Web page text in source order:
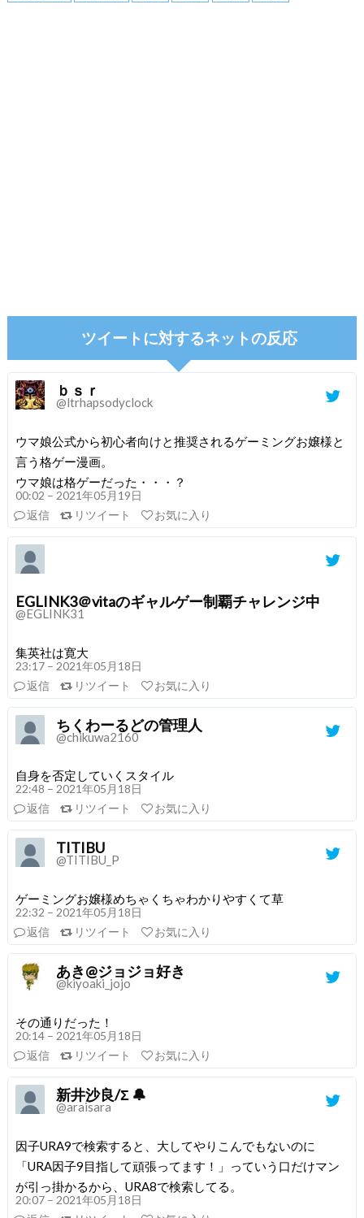
ツイートに対するネットの反応
ｂｓｒ
@ltrhapsodyclock
ウマ娘公式から初心者向けと推奨されるゲーミングお嬢様と
言う格ゲー漫画。
ウマ娘は格ゲーだった・・・？
00:02 – 2021年05月19日
返信
リツイート お気に入り
EGLINK3＠vitaのギャルゲー制覇チャレンジ中
@EGLINK31
集英社は寛大
23:17 – 2021年05月18日
返信
リツイート お気に入り
ちくわーるどの管理人
@chikuwa2160
自身を否定していくスタイル
22:48 – 2021年05月18日
返信
リツイート お気に入り
TITIBU
@TITIBU_P
ゲーミングお嬢様めちゃくちゃわかりやすくて草
22:32 – 2021年05月18日
返信
リツイート お気に入り
あき@ジョジョ好き
@kiyoaki_jojo
その通りだった！
20:14 – 2021年05月18日
返信
リツイート お気に入り
新井沙良/Σ 🔔
@araisara
因子URA9で検索すると、大してやりこんでもないのに
「URA因子9目指して頑張ってます！」っていう口だけマン
が引っ掛かるから、URA8で検索してる。
20:07 – 2021年05月18日